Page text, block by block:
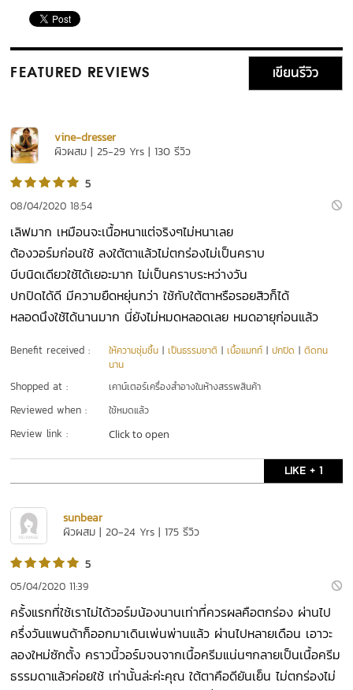
FEATURED REVIEWS เขียนรีวิว
vine-dresser
ผิวผสม | 25-29 Yrs | 130 รีวิว
5
08/04/2020 18:54
เลิฟมาก เหมือนจะเนื้อหนาแต่จริงๆไม่หนาเลย
ต้องวอร์มก่อนใช้ ลงใต้ตาแล้วไม่ตกร่องไม่เป็นคราบ
บีบนิดเดียวใช้ได้เยอะมาก ไม่เป็นคราบระหว่างวัน
ปกปิดได้ดี มีความยืดหยุ่นกว่า ใช้กับใต้ตาหรือรอยสิวก็ได้
หลอดนึงใช้ได้นานมาก นี่ยังไม่หมดหลอดเลย หมดอายุก่อนแล้ว
Benefit received : ให้ความชุ่มชื้น |เป็นธรรมชาติ |เนื้อแมทท์ |ปกปิด |ติดทน
นาน
Shopped at : เคาน์เตอร์เครื่องสำอางในห้างสรรพสินค้า
Reviewed when : ใช้หมดแล้ว
Review link : Click to open
LIKE + 1
sunbear
ผิวผสม | 20-24 Yrs | 175 รีวิว
5
05/04/2020 11:39
ครั้งแรกที่ใช้เราไม่ได้วอร์มน้องนานเท่าที่ควรผลคือตกร่อง ผ่านไป
ครึ่งวันแพนด้าก็ออกมาเดินเพ่นพ่านแล้ว ผ่านไปหลายเดือน เอาวะ
ลองใหม่ซักตั้ง คราวนี้วอร์มจนจากเนื้อครีมแน่นๆกลายเป็นเนื้อครีม
ธรรมดาแล้วค่อยใช้ เท่านั้นล่ะค่ะคุณ ใต้ตาคือดียันเย็น ไม่ตกร่องไม่